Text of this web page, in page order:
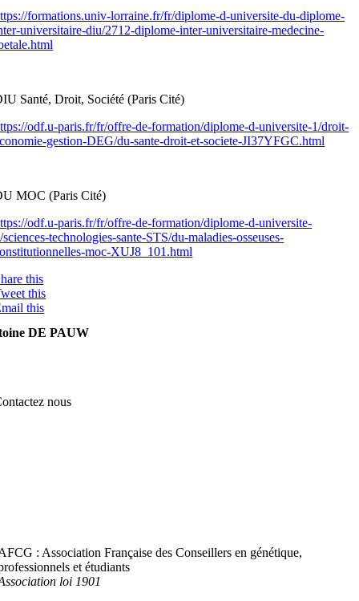
formations.univ-lorraine.fr/fr/diplome-d-universite-du-diplome-
universitaire-diu/2712-diplome-inter-universitaire-medecine-
Santé, Droit, Société (Paris Cité)
odf.u-paris.fr/fr/offre-de-formation/diplome-d-universite-1/droit-
gestion-DEG/du-sante-droit-et-societe-JI37YFGC.html
MOC (Paris Cité)
odf.u-paris.fr/fr/offre-de-formation/diplome-d-universite-
sciences-technologies-sante-STS/du-maladies-osseuses-
moc-XUJ8_101.html
this
this
this
DE PAUW
nous
: Association Française des Conseillers en génétique,
et étudiants
loi 1901